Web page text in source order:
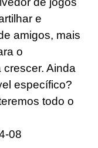
e
amigos, mais
o
Ainda
específico?
todo o
08